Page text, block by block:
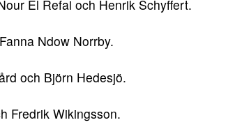
El Refai och Henrik Schyffert.
Ndow Norrby.
och Björn Hedesjö.
Fredrik Wikingsson.